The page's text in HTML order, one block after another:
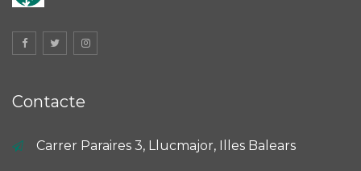
Contacte
Carrer Paraires 3, Llucmajor, Illes Balears